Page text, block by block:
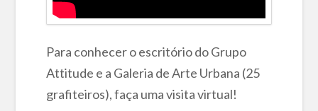
Para conhecer o escritório do Grupo
Attitude e a Galeria de Arte Urbana (25
grafiteiros), faça uma visita virtual!